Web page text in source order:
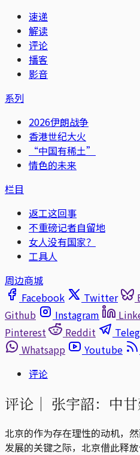
速递
解读
评论
播客
影音
系列
2026伊朗战争
香港世纪大火
“中国有稀土”
情色的未来
栏目
返工这回事
不重磅记者自留地
女人没有国家？
工具人
周边商城
Facebook
Twitter
Github
Instagram
Pinterest
Reddit
Whatsapp
Youtube
评论
评论｜ 张宇韶：中
北京的作为存在理性的动机，
发展的关键之际，北京借此释放